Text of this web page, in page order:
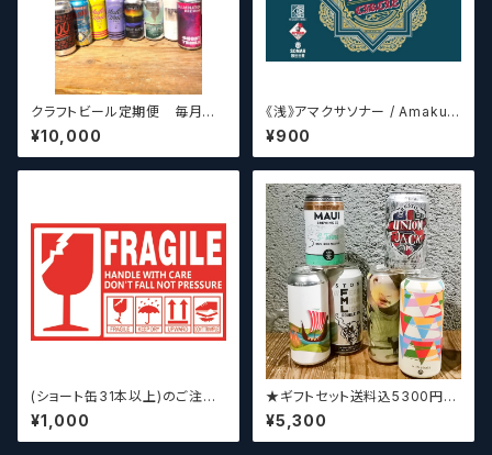
クラフトビール定期便 毎月厳
選したクラフトビールをお届けし
ます。（10本～12本）
¥10,000
《浅》アマクサソナー / Amakus
a sonar MAGIC CIRCLE 【ク
ラフトビールシザーズ】
¥900
(ショート缶31本以上)のご注文
の場合いこちらをご購入くださ
い。 【クラフトビール】
¥1,000
★ギフトセット送料込5300円★
（お好みに合わせて4～5本チョ
イスさせていただきます）【クラフ
トビール】
¥5,300